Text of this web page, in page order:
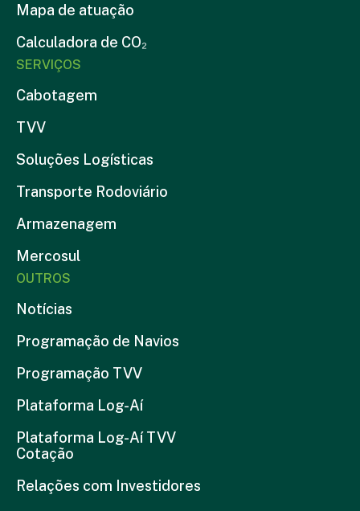
Mapa de atuação
Calculadora de CO₂
SERVIÇOS
Cabotagem
TVV
Soluções Logísticas
Transporte Rodoviário
Armazenagem
Mercosul
OUTROS
Notícias
Programação de Navios
Programação TVV
Plataforma Log-Aí
Plataforma Log-Aí TVV
Cotação
Relações com Investidores